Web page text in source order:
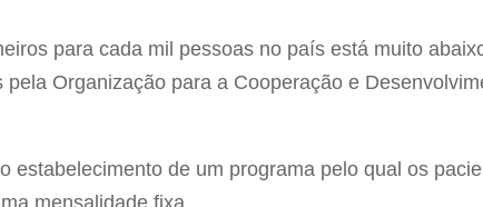
para cada mil pessoas no país está muito
Organização para a Cooperação e
estabelecimento de um programa pelo qual os